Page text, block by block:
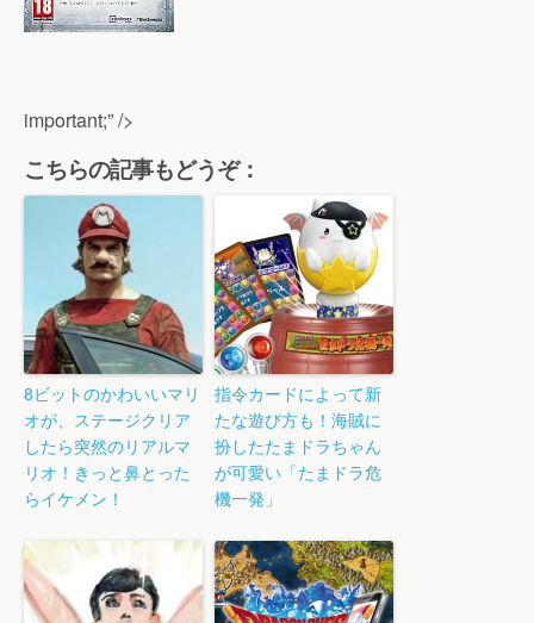
important;” />
こちらの記事もどうぞ：
8ビットのかわいいマリ
オが、ステージクリア
したら突然のリアルマ
リオ！きっと鼻とった
らイケメン！
指令カードによって新
たな遊び方も！海賊に
扮したたまドラちゃん
が可愛い「たまドラ危
機一発」